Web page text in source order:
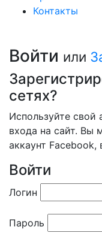
Контакты
Войти или
сетях?
Используйте свой
входа на сайт. Вы
аккаунт Facebook,
Войти
Логин
Пароль